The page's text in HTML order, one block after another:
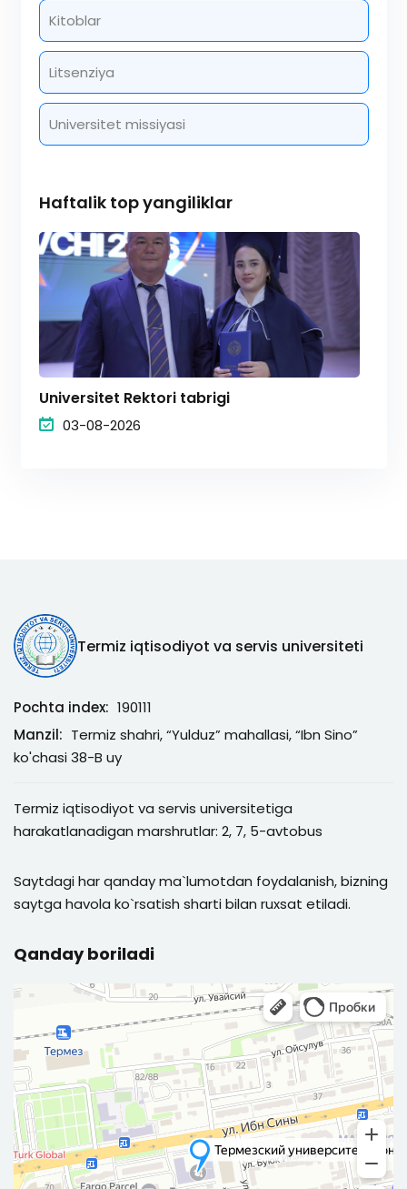
Kitoblar
Litsenziya
Universitet missiyasi
Haftalik top yangiliklar
Universitet Rektori tabrigi
03-08-2026
Termiz iqtisodiyot va servis universiteti
Pochta index: 190111
Manzil: Termiz shahri, “Yulduz” mahallasi, “Ibn Sino”
ko'chasi 38-B uy
Termiz iqtisodiyot va servis universitetiga
harakatlanadigan marshrutlar: 2, 7, 5-avtobus
Saytdagi har qanday ma`lumotdan foydalanish, bizning
saytga havola ko`rsatish sharti bilan ruxsat etiladi.
Qanday boriladi